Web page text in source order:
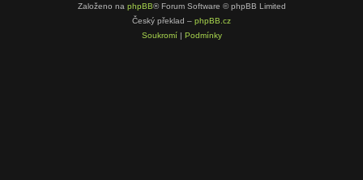
Založeno na phpBB® Forum Software © phpBB Limited
Český překlad – phpBB.cz
Soukromí| Podmínky